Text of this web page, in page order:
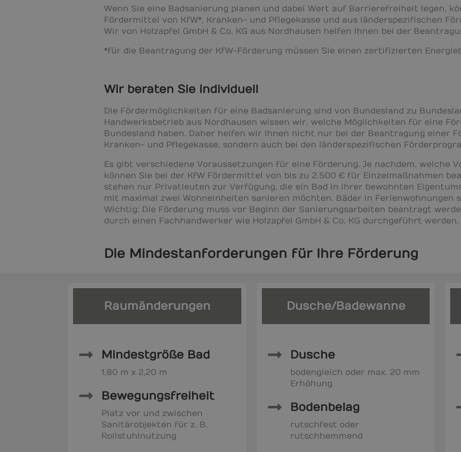
Wenn Sie eine Badsanierung planen und dabei Wert auf Barrierefreiheit legen,
Fördermittel von KfW*, Kranken- und Pflegekasse und aus länderspezifischen
Wir von Holzapfel GmbH & Co. KG aus Nordhausen helfen Ihnen bei der
*für die Beantragung der KfW-Förderung müssen Sie einen zertifizierten
Wir beraten Sie individuell
Die Fördermöglichkeiten für eine Badsanierung sind von Bundesland zu
Handwerksbetrieb aus Nordhausen wissen wir, welche Möglichkeiten für eine
Bundesland haben. Daher helfen wir Ihnen nicht nur bei der Beantragung einer
Kranken- und Pflegekasse, sondern auch bei den länderspezifischen
Es gibt verschiedene Voraussetzungen für eine Förderung. Je nachdem, welche
können Sie bei der KfW Fördermittel von bis zu 2.500 € für Einzelmaßnahmen
stehen nur Privatleuten zur Verfügung, die ein Bad in ihrer bewohnten
mit maximal zwei Wohneinheiten sanieren möchten. Bäder in Ferienwohnungen
Wichtig: Die Förderung muss vor Beginn der Sanierungsarbeiten beantragt
durch einen Fachhandwerker wie Holzapfel GmbH & Co. KG durchgeführt werden.
Die Mindestanforderungen für Ihre Förderung
Raumänderungen
Mindestgröße Bad
1,80 m x 2,20 m
Bewegungsfreiheit
Platz vor und zwischen
Sanitärobjekten für z. B.
Rollstuhlnutzung
Dusche/Badewanne
Dusche
bodengleich oder max. 20 mm
Erhöhung
Bodenbelag
rutschfest oder
rutschhemmend